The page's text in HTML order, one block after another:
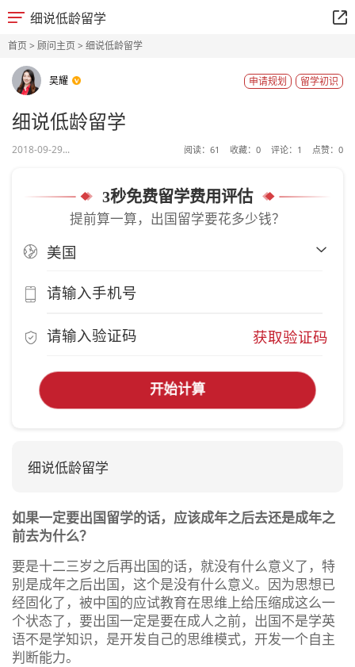
细说低龄留学
首页> 顾问主页> 细说低龄留学
吴耀 留学初识
申请规划
细说低龄留学
2018-09-29... 阅读： 61 收藏： 0 评论： 1 点赞： 0
3秒免费留学费用评估
提前算一算，出国留学要花多少钱？
获取验证码
开始计算
细说低龄留学
如果一定要出国留学的话，应该成年之后去还是成年之
前去为什么？
要是十二三岁之后再出国的话，就没有什么意义了，特
别是成年之后出国，这个是没有什么意义。因为思想已
经固化了，被中国的应试教育在思维上给压缩成这么一
个状态了，要出国一定是要在成人之前，出国不是学英
语不是学知识，是开发自己的思维模式，开发一个自主
判断能力。